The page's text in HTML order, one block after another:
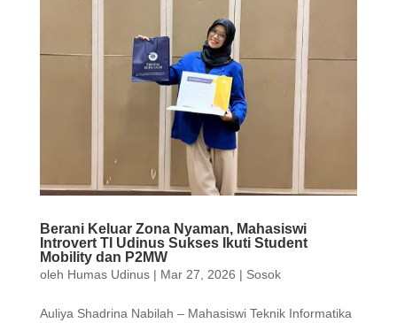
Berani Keluar Zona Nyaman, Mahasiswi
Introvert TI Udinus Sukses Ikuti Student
Mobility dan P2MW
oleh Humas Udinus| Mar 27, 2026 | Sosok
Auliya Shadrina Nabilah – Mahasiswi Teknik Informatika